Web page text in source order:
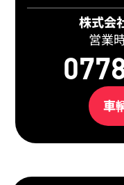
株式会
営業
車